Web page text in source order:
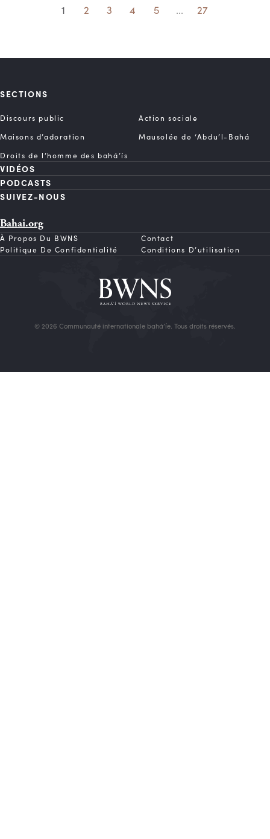
1 2 3 4 5 ... 27
SECTIONS
Discours public
Action sociale
Maisons d’adoration
Mausolée de ‘Abdu’l-Bahá
Droits de l’homme des bahá’ís
VIDÉOS
PODCASTS
SUIVEZ-NOUS
Bahai.org
À Propos Du BWNS
Contact
Politique De Confidentialité
Conditions D’utilisation
© 2026 Communauté internationale bahá’íe. Tous droits réservés.